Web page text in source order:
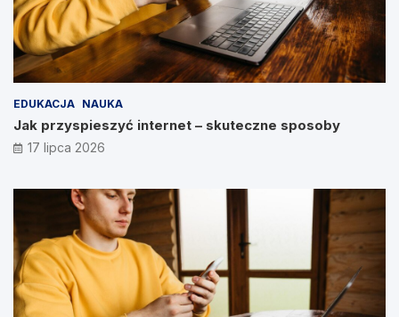
EDUKACJA NAUKA
Jak przyspieszyć internet – skuteczne sposoby
17 lipca 2026